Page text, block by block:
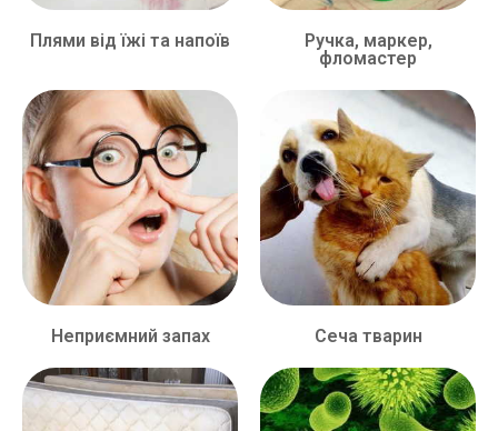
Плями від їжі та напоїв
Ручка, маркер,
фломастер
Неприємний запах Сеча тварин